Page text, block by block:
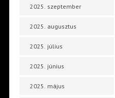
2025. szeptember
2025. augusztus
2025. július
2025. június
2025. május